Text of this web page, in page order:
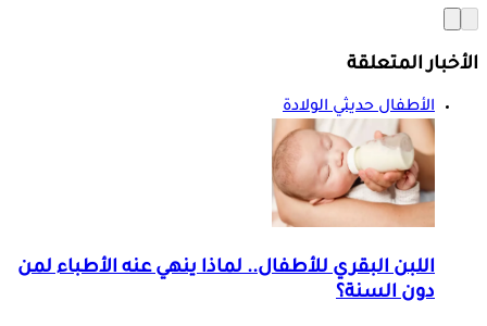
الأخبار المتعلقة
الأطفال حديثي الولادة
اللبن البقري للأطفال.. لماذا ينهي عنه الأطباء لمن
دون السنة؟